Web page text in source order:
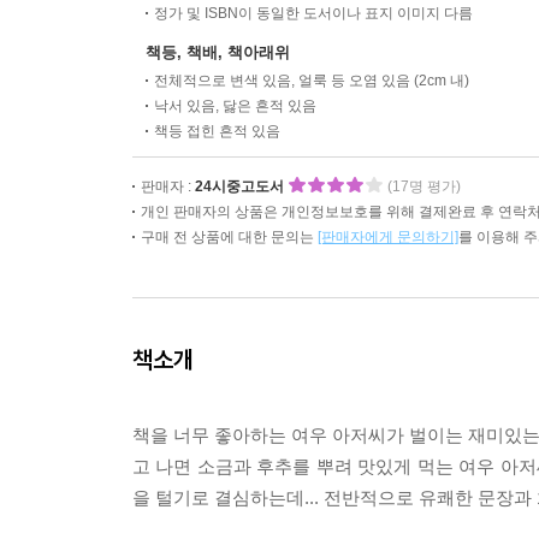
정가 및 ISBN이 동일한 도서이나 표지 이미지 다름
책등, 책배, 책아래위
전체적으로 변색 있음, 얼룩 등 오염 있음 (2cm 내)
낙서 있음, 닳은 흔적 있음
책등 접힌 흔적 있음
판매자 : 24시중고도서
(17명 평가)
개인 판매자의 상품은 개인정보보호를 위해 결제완료 후 연락
구매 전 상품에 대한 문의는 [판매자에게 문의하기]를 이용해
책소개
책을 너무 좋아하는 여우 아저씨가 벌이는 재미있
고 나면 소금과 후추를 뿌려 맛있게 먹는 여우 아
을 털기로 결심하는데... 전반적으로 유쾌한 문장